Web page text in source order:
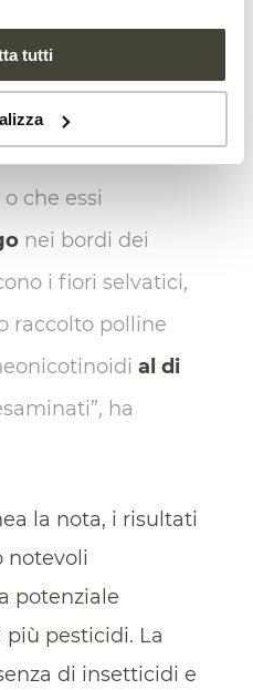
tutti
tre anni”, ha
, dottoranda presso
studio.
che essi
nei bordi dei
i fiori selvatici,
raccolto polline
al di
ha
la nota, i risultati
notevoli
potenziale
più pesticidi. La
di insetticidi e